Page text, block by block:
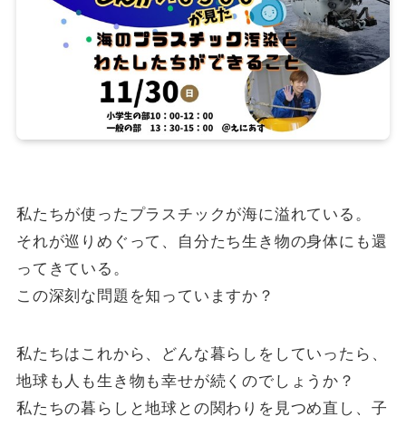
私たちが使ったプラスチックが海に溢れている。
それが巡りめぐって、自分たち生き物の身体にも還
ってきている。
この深刻な問題を知っていますか？
私たちはこれから、どんな暮らしをしていったら、
地球も人も生き物も幸せが続くのでしょうか？
私たちの暮らしと地球との関わりを見つめ直し、子